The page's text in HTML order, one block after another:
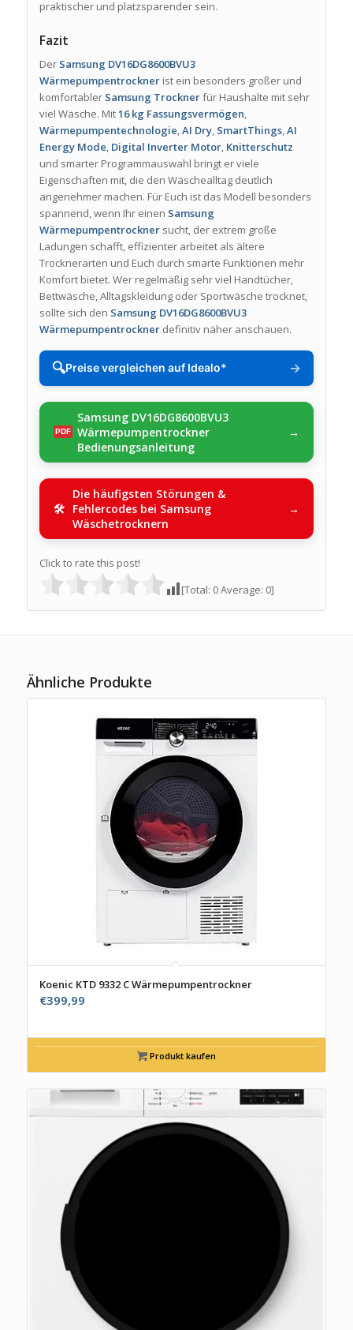
praktischer und platzsparender sein.
Fazit
Der Samsung DV16DG8600BVU3
Wärmepumpentrocknerist ein besonders großer und
komfortabler Samsung Trocknerfür Haushalte mit sehr
viel Wäsche. Mit16 kg Fassungsvermögen,
Wärmepumpentechnologie,AI Dry, SmartThings,AI
Energy Mode, Digital Inverter Motor, Knitterschutz
und smarter Programmauswahl bringt er viele
Eigenschaften mit, die den Wäschealltag deutlich
angenehmer machen. Für Euch ist das Modell besonders
spannend, wenn Ihr einen Samsung
Wärmepumpentrocknersucht, der extrem große
Ladungen schafft, effizienter arbeitet als ältere
Trocknerarten und Euch durch smarte Funktionen mehr
Komfort bietet. Wer regelmäßig sehr viel Handtücher,
Bettwäsche, Alltagskleidung oder Sportwäsche trocknet,
sollte sich den Samsung DV16DG8600BVU3
Wärmepumpentrocknerdefinitiv näher anschauen.
🔍Preise vergleichen auf Idealo* →
Samsung DV16DG8600BVU3
Wärmepumpentrockner
Bedienungsanleitung
Die häufigsten Störungen &
Fehlercodes bei Samsung
Wäschetrocknern
Click to rate this post!
[Total: 0Average: 0]
Ähnliche Produkte
Koenic KTD 9332 C Wärmepumpentrockner
€399,99
Produkt kaufen